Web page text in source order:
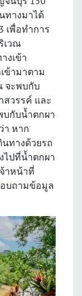
ทางมาได้
เพื่อทำการ
เวณ
งเข้า
ข้ามาตาม
จะพบกับ
วรรค์ และ
บกับน้ำตกผา
า หาก
ทางด้วยรถ
ไปที่น้ำตกผา
าหน้าที่
บถามข้อมูล